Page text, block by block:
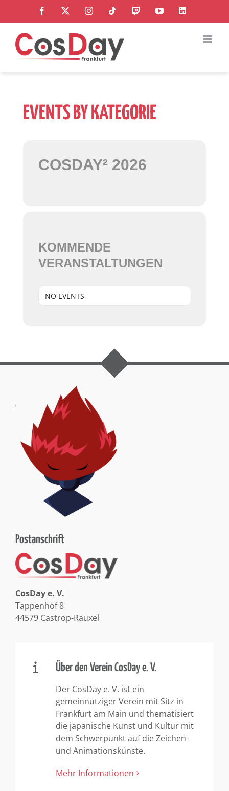
springen
Facebook InstagramTiktok TwitchYouTubeLinkedIn
EVENTS BY KATEGORIE
COSDAY² 2026
KOMMENDE
VERANSTALTUNGEN
NO EVENTS
Postanschrift
CosDay e. V.
Tappenhof 8
44579 Castrop-Rauxel
Über den Verein CosDay e. V.
Der CosDay e. V. ist ein
gemeinnütziger Verein mit Sitz in
Frankfurt am Main und thematisiert
die japanische Kunst und Kultur mit
dem Schwerpunkt auf die Zeichen-
und Animationskünste.
Mehr Informationen